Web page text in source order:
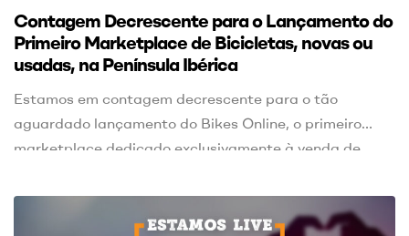
Contagem Decrescente para o Lançamento do
Primeiro Marketplace de Bicicletas, novas ou
usadas, na Península Ibérica
Estamos em contagem decrescente para o tão
aguardado lançamento do Bikes Online, o primeiro
marketplace dedicado exclusivamente à venda de
Ibérica. Esta plataforma inovadora será um ponto de
encontro para todos os amantes de ciclismo,